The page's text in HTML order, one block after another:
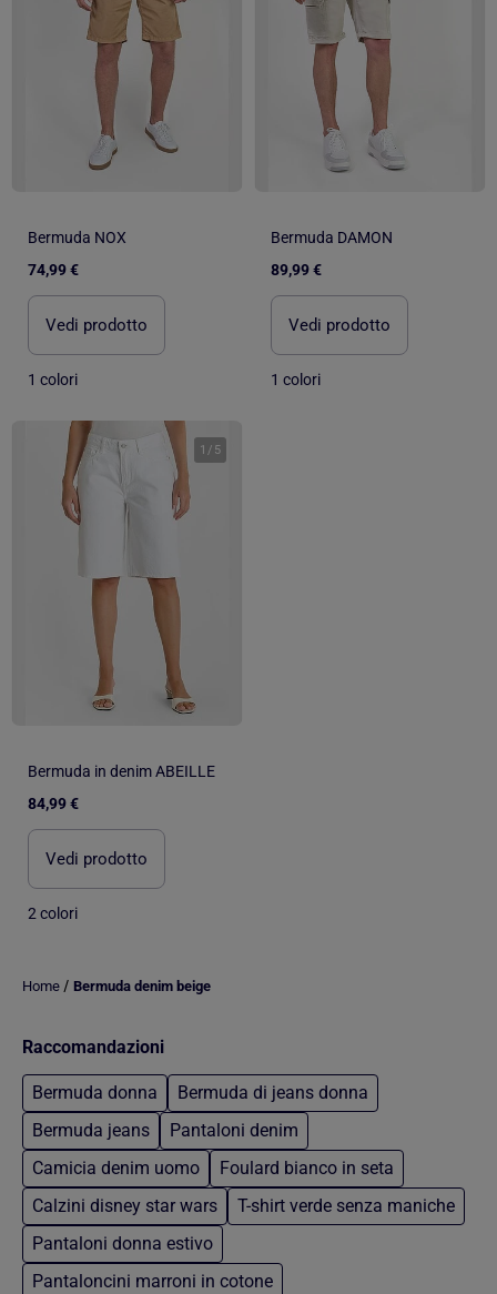
Bermuda NOX
74,99 €
Vedi prodotto
1 colori
Bermuda DAMON
89,99 €
Vedi prodotto
1 colori
1 / 5
Bermuda in denim ABEILLE
84,99 €
Vedi prodotto
2 colori
Home / Bermuda denim beige
Raccomandazioni
Bermuda donna
Bermuda di jeans donna
Bermuda jeans
Pantaloni denim
Camicia denim uomo
Foulard bianco in seta
Calzini disney star wars
T-shirt verde senza maniche
Pantaloni donna estivo
Pantaloncini marroni in cotone